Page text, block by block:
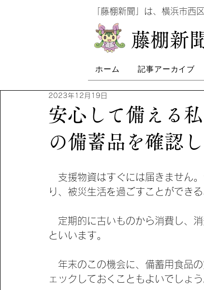
「藤棚新聞」は、横浜市
藤棚新
ホーム 記事アーカイブ
安心して備える
の備蓄品を確認し
2023年12月19日
支援物資はすぐには届きません
り、被災生活を過ごすことができ
定期的に古いものから消費し、
といいます。
年末のこの機会に、備蓄用食品
ェックしておくこともよいでしょう